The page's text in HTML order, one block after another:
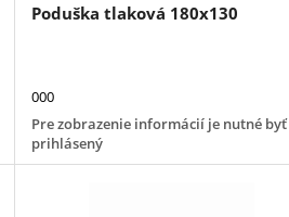
Poduška tlaková 180x130
000
Pre zobrazenie informácií je nutné byť
prihlásený